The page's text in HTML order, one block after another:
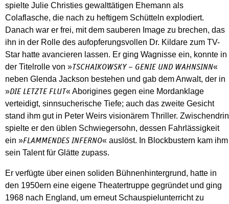
spielte Julie Christies gewalttätigen Ehemann als
Colaflasche, die nach zu heftigem Schütteln explodiert.
Danach war er frei, mit dem sauberen Image zu brechen, das
ihn in der Rolle des aufopferungsvollen Dr. Kildare zum TV-
Star hatte avancieren lassen. Er ging Wagnisse ein, konnte in
der Titelrolle von »TSCHAIKOWSKY – GENIE UND WAHNSINN«
neben Glenda Jackson bestehen und gab dem Anwalt, der in
»DIE LETZTE FLUT« Aborigines gegen eine Mordanklage
verteidigt, sinnsucherische Tiefe; auch das zweite Gesicht
stand ihm gut in Peter Weirs visionärem Thriller. Zwischendrin
spielte er den üblen Schwiegersohn, dessen Fahrlässigkeit
ein »FLAMMENDES INFERNO« auslöst. In Blockbustern kam ihm
sein Talent für Glätte zupass.
Er verfügte über einen soliden Bühnenhintergrund, hatte in
den 1950ern eine eigene Theatertruppe gegründet und ging
1968 nach England, um erneut Schauspielunterricht zu